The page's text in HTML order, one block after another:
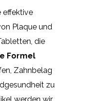
effektive
Plaque und
die
Formel
Zahnbelag
zu